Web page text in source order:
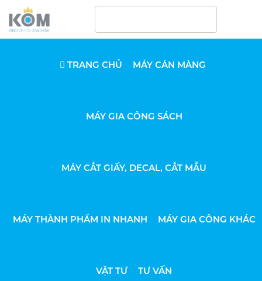
TRANG CHỦ MÁY CÁN MÀNG
MÁY GIA CÔNG SÁCH
MÁY CẮT GIẤY, DECAL, CẮT MẪU
MÁY THÀNH PHẨM IN NHANH MÁY GIA CÔNG KHÁC
VẬT TƯ TƯ VẤN